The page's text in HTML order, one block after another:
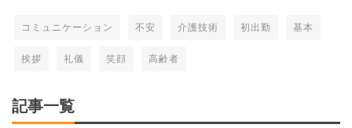
コミュニケーション 不安 介護技術 初出勤 基本
挨拶 礼儀 笑顔 高齢者
記事一覧